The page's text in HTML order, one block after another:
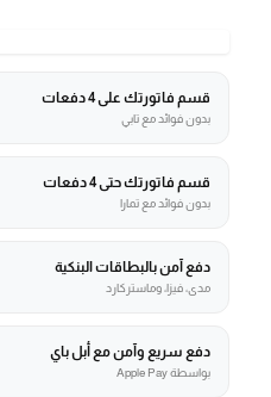
قسم فاتورتك على 4 دفعات
بدون فوائد مع تابي
قسم فاتورتك حتى 4 دفعات
بدون فوائد مع تمارا
دفع آمن بالبطاقات البنكية
مدى، فيزا، وماستركارد
دفع سريع وآمن مع أبل باي
بواسطة Apple Pay